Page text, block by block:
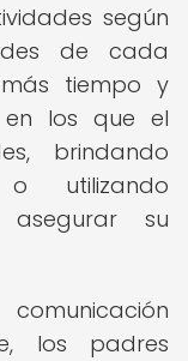
según
de cada
tiempo y
los que el
brindando
o utilizando
asegurar su
los padres